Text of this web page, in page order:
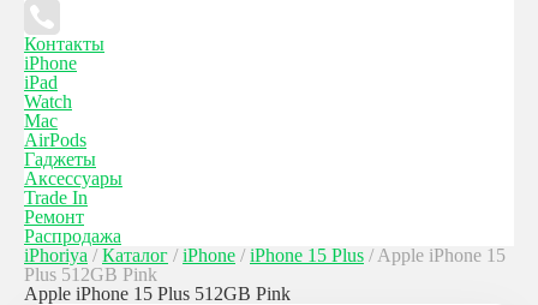
Контакты
iPhone
iPad
Watch
Mac
AirPods
Гаджеты
Аксессуары
Trade In
Ремонт
Распродажа
iPhoriya / Каталог / iPhone / iPhone 15 Plus / Apple iPhone 15
Plus 512GB Pink
Apple iPhone 15 Plus 512GB Pink